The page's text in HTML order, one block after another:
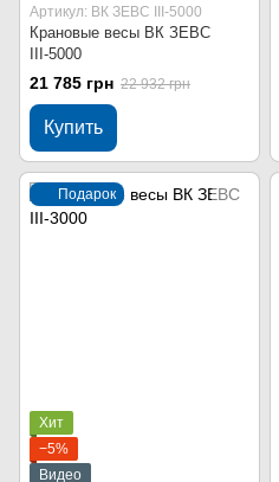
Артикул: ВК ЗЕВС ІІІ-5000
Крановые весы ВК ЗЕВС
ІІІ-5000
21 785 грн 22 932 грн
Купить
Подарок
Хит
−5%
Видео